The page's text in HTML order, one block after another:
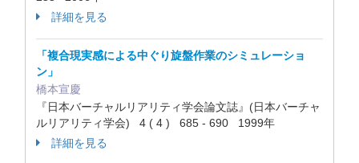
詳細を見る
「複合現実感による中ぐり旋盤作業のシミュレーショ
ン」
橋本宣慶
『日本バーチャルリアリティ学会論文誌』(日本バーチャ
ルリアリティ学会) 4 ( 4 ) 685 - 690 1999年
詳細を見る